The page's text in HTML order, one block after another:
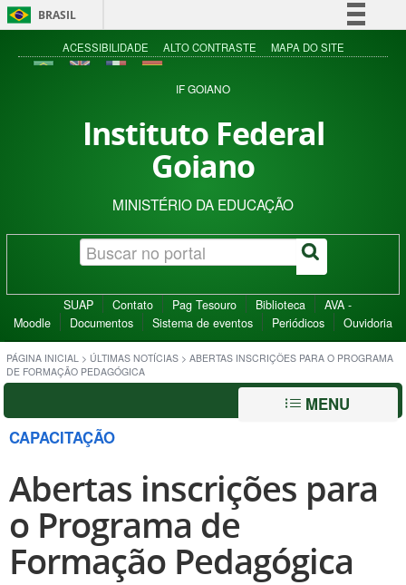
BRASIL
Simplifique!
Acesso à informação
ACESSIBILIDADE ALTO CONTRASTE MAPA DO SITE
IF GOIANO
Instituto Federal
Goiano
MINISTÉRIO DA EDUCAÇÃO
SUAP Contato Pag Tesouro Biblioteca
AVA -
Moodle
Documentos Sistema de eventos Periódicos Ouvidoria
PÁGINA INICIAL > ÚLTIMAS NOTÍCIAS > ABERTAS INSCRIÇÕES PARA O PROGRAMA
DE FORMAÇÃO PEDAGÓGICA
MENU
CAPACITAÇÃO
Abertas inscrições para
o Programa de
Formação Pedagógica